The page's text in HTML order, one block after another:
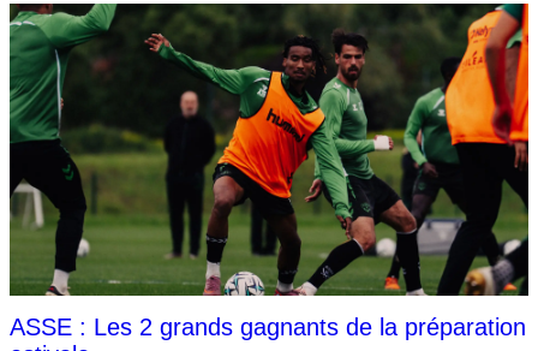
ASSE : Les 2 grands gagnants de la préparation